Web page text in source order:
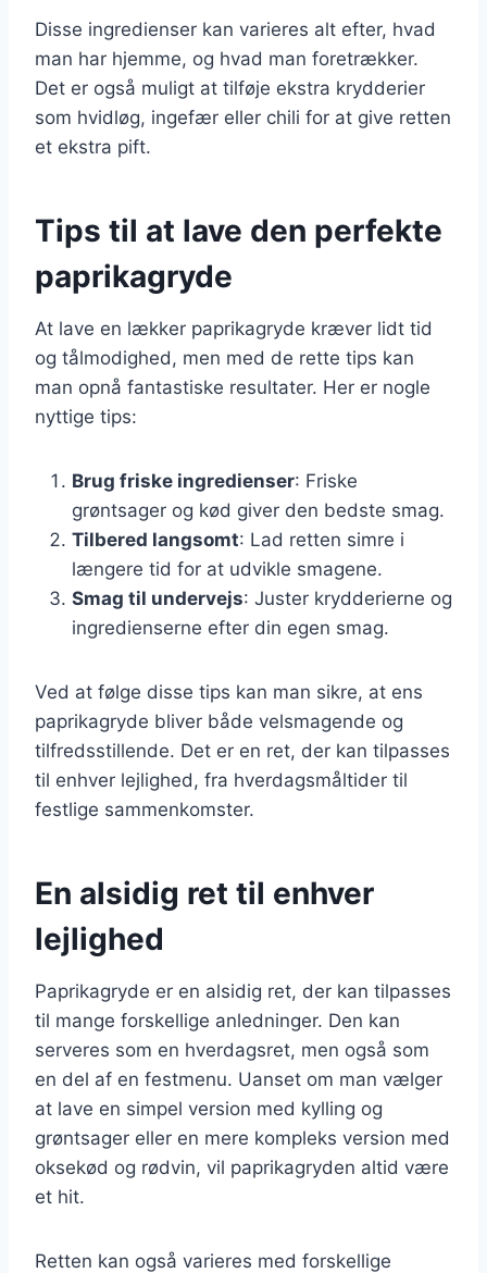
Disse ingredienser kan varieres alt efter, hvad
man har hjemme, og hvad man foretrækker.
Det er også muligt at tilføje ekstra krydderier
som hvidløg, ingefær eller chili for at give retten
et ekstra pift.
Tips til at lave den perfekte
paprikagryde
At lave en lækker paprikagryde kræver lidt tid
og tålmodighed, men med de rette tips kan
man opnå fantastiske resultater. Her er nogle
nyttige tips:
Brug friske ingredienser: Friske
grøntsager og kød giver den bedste smag.
Tilbered langsomt: Lad retten simre i
længere tid for at udvikle smagene.
Smag til undervejs: Juster krydderierne og
ingredienserne efter din egen smag.
Ved at følge disse tips kan man sikre, at ens
paprikagryde bliver både velsmagende og
tilfredsstillende. Det er en ret, der kan tilpasses
til enhver lejlighed, fra hverdagsmåltider til
festlige sammenkomster.
En alsidig ret til enhver
lejlighed
Paprikagryde er en alsidig ret, der kan tilpasses
til mange forskellige anledninger. Den kan
serveres som en hverdagsret, men også som
en del af en festmenu. Uanset om man vælger
at lave en simpel version med kylling og
grøntsager eller en mere kompleks version med
oksekød og rødvin, vil paprikagryden altid være
et hit.
Retten kan også varieres med forskellige